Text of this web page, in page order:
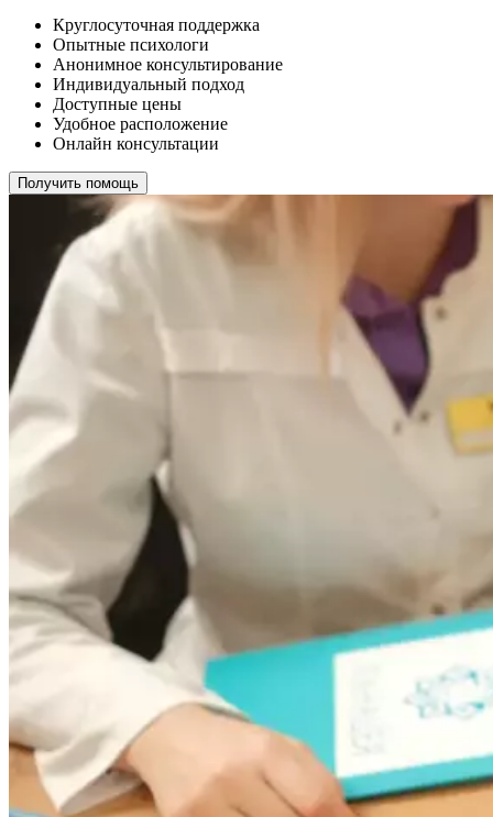
Круглосуточная поддержка
Опытные психологи
Анонимное консультирование
Индивидуальный подход
Доступные цены
Удобное расположение
Онлайн консультации
Получить помощь